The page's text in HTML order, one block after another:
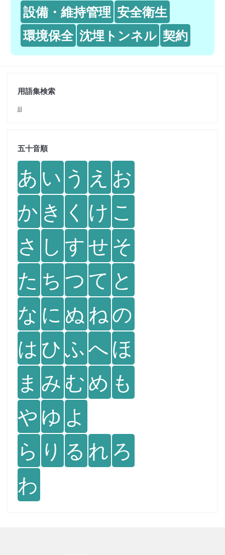
設備・維持管理 安全衛生
環境保全 沈埋トンネル 契約
用語集検索
jjj
五十音順
あ い う え お
か き く け こ
さ し すせ そ
た ち つ て と
な に ぬ ねの
は ひふへほ
ま み むめ も
や ゆ よ
ら り る れ ろ
わ